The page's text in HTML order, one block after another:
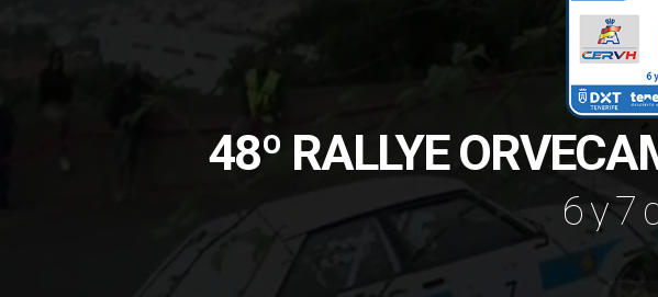
48º RALLYE
6 y 7